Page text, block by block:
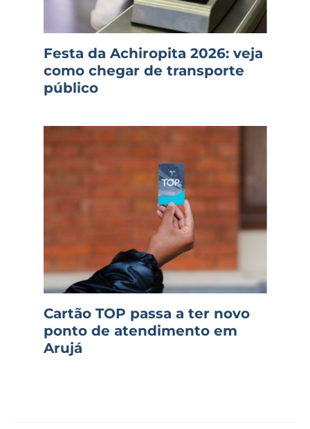
Festa da Achiropita 2026: veja
como chegar de transporte
público
Cartão TOP passa a ter novo
ponto de atendimento em
Arujá